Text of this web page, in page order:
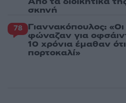
σκηνή
78 Γιαννακόπουλος:
φώναζαν για
10 χρόνια έμαθαν
πορτοκαλί»